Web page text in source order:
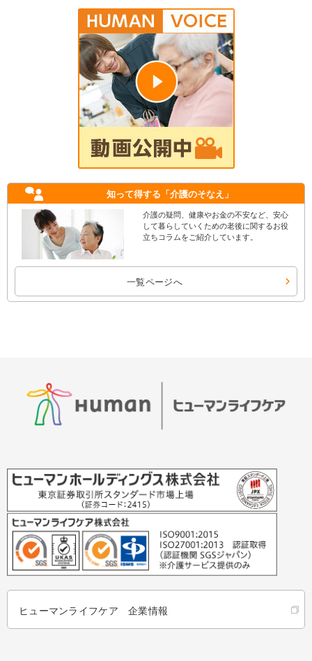
知って得する 「介護のそなえ」
介護の疑問、健康やお金の不安など、安心
して暮らしていくための老後に関するお役
立ちコラムをご紹介しています。
一覧ページへ
ヒューマンライフケア 企業情報